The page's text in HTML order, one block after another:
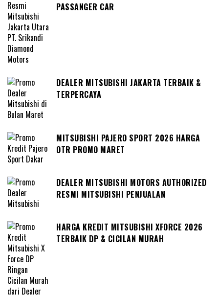
PASSANGER CAR
DEALER MITSUBISHI JAKARTA TERBAIK &
TERPERCAYA
MITSUBISHI PAJERO SPORT 2026 HARGA
OTR PROMO MARET
DEALER MITSUBISHI MOTORS AUTHORIZED
RESMI MITSUBISHI PENJUALAN
HARGA KREDIT MITSUBISHI XFORCE 2026
TERBAIK DP & CICILAN MURAH